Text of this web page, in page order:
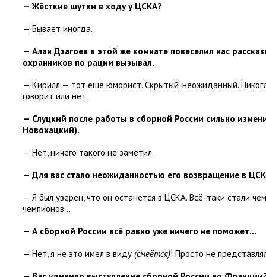
— Жёсткие шутки в ходу у ЦСКА?
— Бывает иногда.
— Алан Дзагоев в этой же комнате повеселил нас
охранников по рации вызывал.
— Кирилл — тот ещё юморист. Скрытый, неожиданный.
говорит или нет.
— Слуцкий после работы в сборной России сильно
Новохацкий).
— Нет, ничего такого не заметил.
— Для вас стало неожиданностью его возвращение в
— Я был уверен, что он останется в ЦСКА. Всё-таки стали
чемпионов…
— А сборной России всё равно уже ничего не поможет…
— Нет, я не это имел в виду (смеётся)! Просто не